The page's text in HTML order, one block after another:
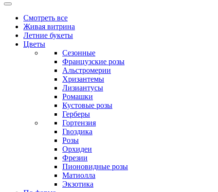
Смотреть все
Живая витрина
Летние букеты
Цветы
Сезонные
Французские розы
Альстромерии
Хризантемы
Лизиантусы
Ромашки
Кустовые розы
Герберы
Гортензия
Гвоздика
Розы
Орхидеи
Фрезии
Пионовидные розы
Матиолла
Экзотика